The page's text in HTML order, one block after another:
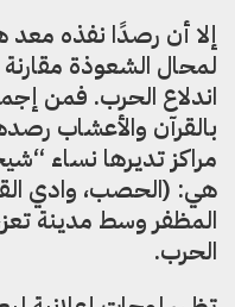
إلا أن رصدًا نفذه معد
لمحال الشعوذة
مراكز تديرها نساء
هي: (الحصب، وادي
الحرب.